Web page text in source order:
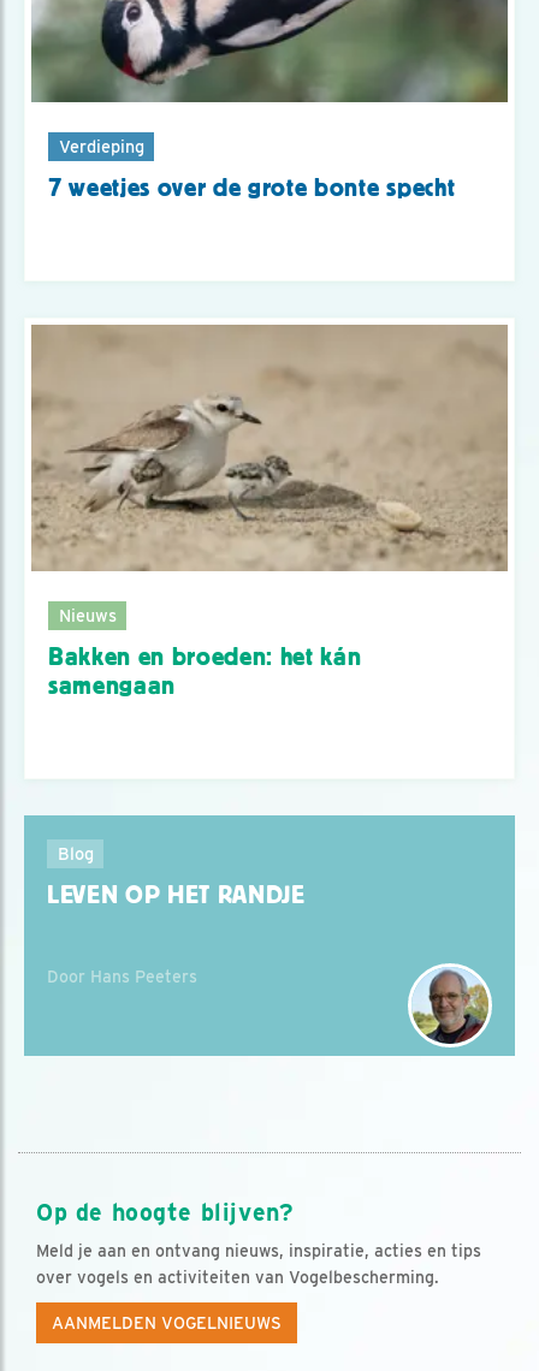
Verdieping
7 weetjes over de grote bonte specht
Nieuws
Bakken en broeden: het kán
samengaan
Blog
LEVEN OP HET RANDJE
Door Hans Peeters
Op de hoogte blijven?
Meld je aan en ontvang nieuws, inspiratie, acties en tips
over vogels en activiteiten van Vogelbescherming.
AANMELDEN VOGELNIEUWS